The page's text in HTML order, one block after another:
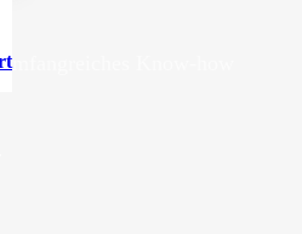
Know-how